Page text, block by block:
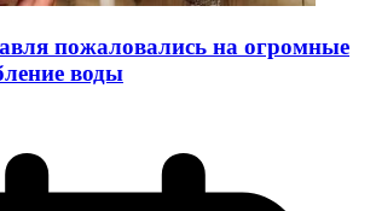
пожаловались на огромные
воды